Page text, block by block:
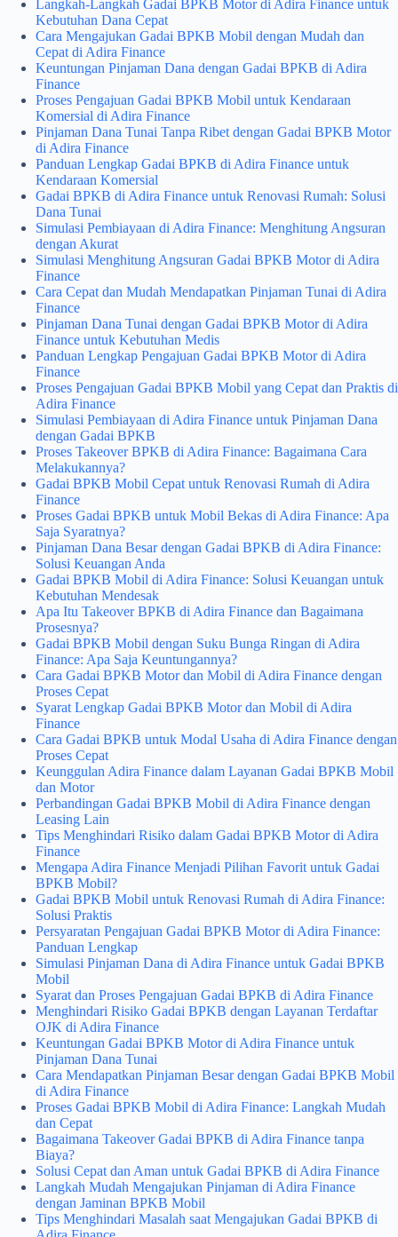
Langkah-Langkah Gadai BPKB Motor di Adira Finance untuk
Kebutuhan Dana Cepat
Cara Mengajukan Gadai BPKB Mobil dengan Mudah dan
Cepat di Adira Finance
Keuntungan Pinjaman Dana dengan Gadai BPKB di Adira
Finance
Proses Pengajuan Gadai BPKB Mobil untuk Kendaraan
Komersial di Adira Finance
Pinjaman Dana Tunai Tanpa Ribet dengan Gadai BPKB Motor
di Adira Finance
Panduan Lengkap Gadai BPKB di Adira Finance untuk
Kendaraan Komersial
Gadai BPKB di Adira Finance untuk Renovasi Rumah: Solusi
Dana Tunai
Simulasi Pembiayaan di Adira Finance: Menghitung Angsuran
dengan Akurat
Simulasi Menghitung Angsuran Gadai BPKB Motor di Adira
Finance
Cara Cepat dan Mudah Mendapatkan Pinjaman Tunai di Adira
Finance
Pinjaman Dana Tunai dengan Gadai BPKB Motor di Adira
Finance untuk Kebutuhan Medis
Panduan Lengkap Pengajuan Gadai BPKB Motor di Adira
Finance
Proses Pengajuan Gadai BPKB Mobil yang Cepat dan Praktis di
Adira Finance
Simulasi Pembiayaan di Adira Finance untuk Pinjaman Dana
dengan Gadai BPKB
Proses Takeover BPKB di Adira Finance: Bagaimana Cara
Melakukannya?
Gadai BPKB Mobil Cepat untuk Renovasi Rumah di Adira
Finance
Proses Gadai BPKB untuk Mobil Bekas di Adira Finance: Apa
Saja Syaratnya?
Pinjaman Dana Besar dengan Gadai BPKB di Adira Finance:
Solusi Keuangan Anda
Gadai BPKB Mobil di Adira Finance: Solusi Keuangan untuk
Kebutuhan Mendesak
Apa Itu Takeover BPKB di Adira Finance dan Bagaimana
Prosesnya?
Gadai BPKB Mobil dengan Suku Bunga Ringan di Adira
Finance: Apa Saja Keuntungannya?
Cara Gadai BPKB Motor dan Mobil di Adira Finance dengan
Proses Cepat
Syarat Lengkap Gadai BPKB Motor dan Mobil di Adira
Finance
Cara Gadai BPKB untuk Modal Usaha di Adira Finance dengan
Proses Cepat
Keunggulan Adira Finance dalam Layanan Gadai BPKB Mobil
dan Motor
Perbandingan Gadai BPKB Mobil di Adira Finance dengan
Leasing Lain
Tips Menghindari Risiko dalam Gadai BPKB Motor di Adira
Finance
Mengapa Adira Finance Menjadi Pilihan Favorit untuk Gadai
BPKB Mobil?
Gadai BPKB Mobil untuk Renovasi Rumah di Adira Finance:
Solusi Praktis
Persyaratan Pengajuan Gadai BPKB Motor di Adira Finance:
Panduan Lengkap
Simulasi Pinjaman Dana di Adira Finance untuk Gadai BPKB
Mobil
Syarat dan Proses Pengajuan Gadai BPKB di Adira Finance
Menghindari Risiko Gadai BPKB dengan Layanan Terdaftar
OJK di Adira Finance
Keuntungan Gadai BPKB Motor di Adira Finance untuk
Pinjaman Dana Tunai
Cara Mendapatkan Pinjaman Besar dengan Gadai BPKB Mobil
di Adira Finance
Proses Gadai BPKB Mobil di Adira Finance: Langkah Mudah
dan Cepat
Bagaimana Takeover Gadai BPKB di Adira Finance tanpa
Biaya?
Solusi Cepat dan Aman untuk Gadai BPKB di Adira Finance
Langkah Mudah Mengajukan Pinjaman di Adira Finance
dengan Jaminan BPKB Mobil
Tips Menghindari Masalah saat Mengajukan Gadai BPKB di